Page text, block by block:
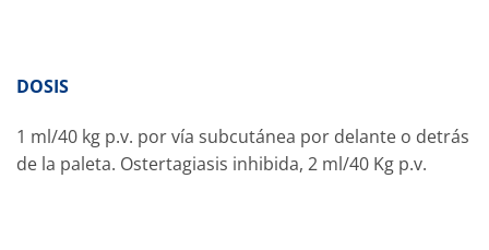
DOSIS
1 ml/40 kg p.v. por vía subcutánea por delante o detrás
de la paleta. Ostertagiasis inhibida, 2 ml/40 Kg p.v.